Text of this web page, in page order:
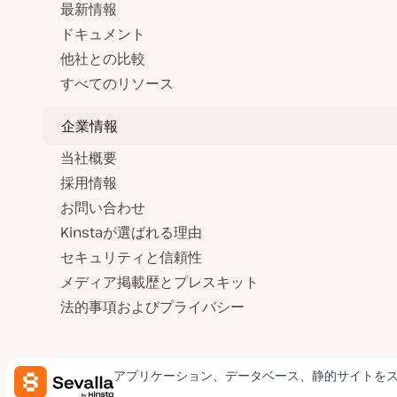
最新情報
ドキュメント
他社との比較
すべてのリソース
企業情報
当社概要
採用情報
お問い合わせ
Kinstaが選ばれる理由
セキュリティと信頼性
メディア掲載歴とプレスキット
法的事項およびプライバシー
アプリケーション、データベース、静的サイトを